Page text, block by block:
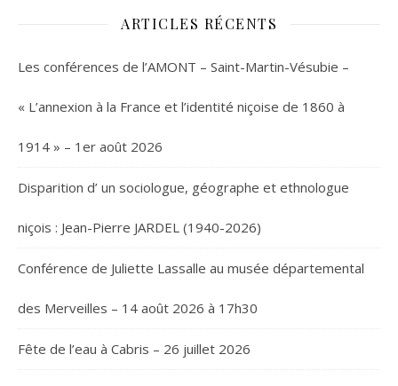
ARTICLES RÉCENTS
Les conférences de l’AMONT – Saint-Martin-Vésubie –
« L’annexion à la France et l’identité niçoise de 1860 à
1914 » – 1er août 2026
Disparition d’ un sociologue, géographe et ethnologue
niçois : Jean-Pierre JARDEL (1940-2026)
Conférence de Juliette Lassalle au musée départemental
des Merveilles – 14 août 2026 à 17h30
Fête de l’eau à Cabris – 26 juillet 2026